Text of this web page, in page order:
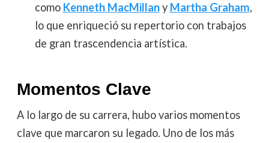
como Kenneth MacMillany Martha Graham,
lo que enriqueció su repertorio con trabajos
de gran trascendencia artística.
Momentos Clave
A lo largo de su carrera, hubo varios momentos
clave que marcaron su legado. Uno de los más